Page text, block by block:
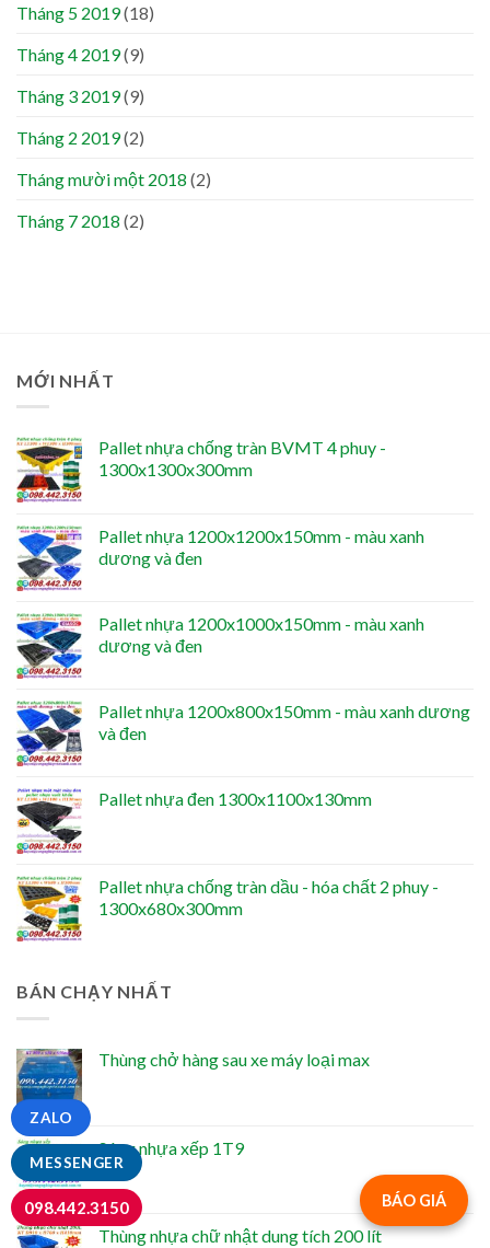
Tháng 5 2019(18)
Tháng 4 2019(9)
Tháng 3 2019(9)
Tháng 2 2019(2)
Tháng mười một 2018 (2)
Tháng 7 2018 (2)
MỚI NHẤT
Pallet nhựa chống tràn BVMT 4 phuy -
1300x1300x300mm
Pallet nhựa 1200x1200x150mm - màu xanh
dương và đen
Pallet nhựa 1200x1000x150mm - màu xanh
dương và đen
Pallet nhựa 1200x800x150mm - màu xanh dương
và đen
Pallet nhựa đen 1300x1100x130mm
Pallet nhựa chống tràn dầu - hóa chất 2 phuy -
1300x680x300mm
BÁN CHẠY NHẤT
Thùng chở hàng sau xe máy loại max
Sóng nhựa xếp 1T9
Thùng nhựa chữ nhật dung tích 200 lít
BÁO GIÁ
MESSENGER
ZALO
098.442.3150